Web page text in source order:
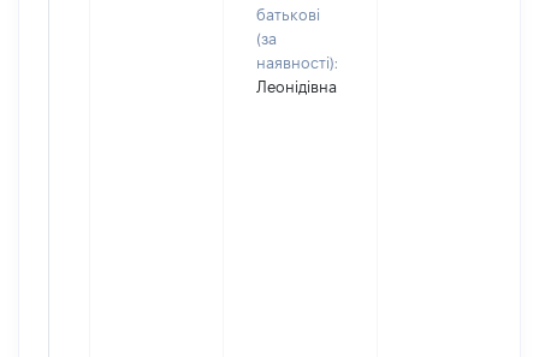
батькові
(за
наявності):
Леонідівна